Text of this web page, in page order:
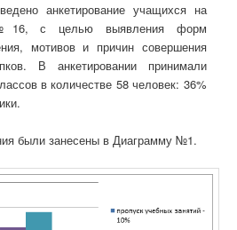
анкетирование учащихся на
с целью выявления форм
мотивов и причин совершения
В анкетировании принимали
в количестве 58 человек: 36%
были занесены в Диаграмму №1.